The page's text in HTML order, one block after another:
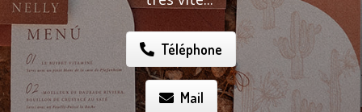
Téléphone
Mail